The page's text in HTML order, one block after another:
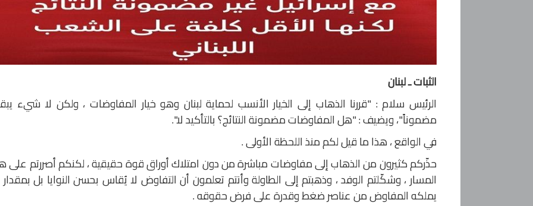
الثبات ـ لبنان
الرئيس سلام : "قررنا الذهاب إلى الخيار الأنسب لحماية لبنان وهو خيار المفاوضات ، ولكن لا شيء
مضموناً"، ويضيف : "هل المفاوضات مضمونة النتائج؟ بالتأكيد لا".
في الواقع ، هذا ما قيل لكم منذ اللحظة الأولى .
حذّركم كثيرون من الذهاب إلى مفاوضات مباشرة من دون امتلاك أوراق قوة حقيقية ، لكنكم أصررتم على
المسار ، وشكّلتم الوفد ، وذهبتم إلى الطاولة وأنتم تعلمون أن التفاوض لا يُقاس بحسن النوايا بل
يملكه المفاوض من عناصر ضغط وقدرة على فرض حقوقه .